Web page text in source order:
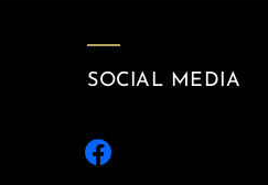
SOCIAL MEDIA
facebook